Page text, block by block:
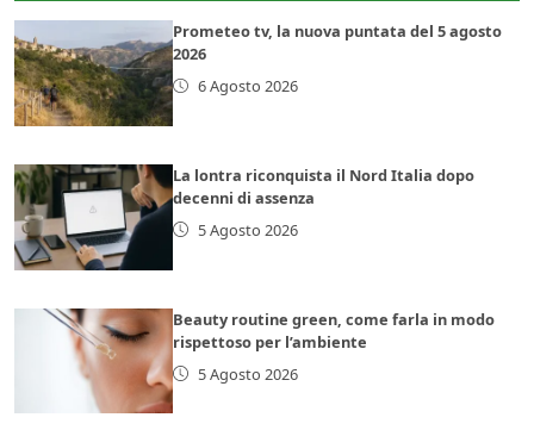
Prometeo tv, la nuova puntata del 5 agosto
2026
6 Agosto 2026
La lontra riconquista il Nord Italia dopo
decenni di assenza
5 Agosto 2026
Beauty routine green, come farla in modo
rispettoso per l’ambiente
5 Agosto 2026